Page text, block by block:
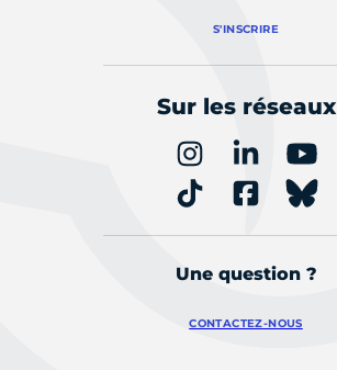
S'INSCRIRE
Sur les réseaux
Une question ?
CONTACTEZ-NOUS